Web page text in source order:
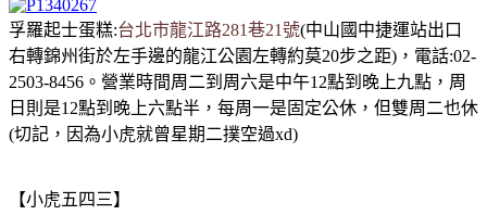
孚羅起士蛋糕:台北市龍江路281巷21號(中山國中捷運站出口
右轉錦州街於左手邊的龍江公園左轉約莫20步之距)，電話:02-
2503-8456。營業時間周二到周六是中午12點到晚上九點，周
日則是12點到晚上六點半，每周一是固定公休，但雙周二也休
(切記，因為小虎就曾星期二撲空過xd)
【小虎五四三】